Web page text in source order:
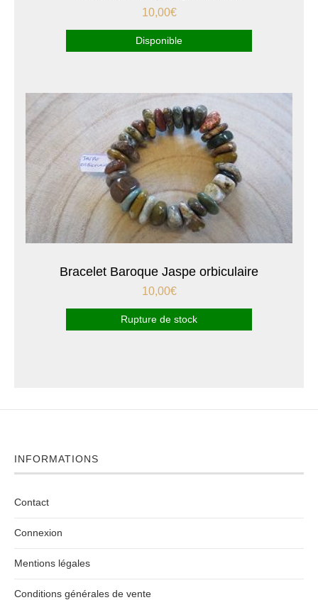
10,00€
Disponible
Bracelet Baroque Jaspe orbiculaire
10,00€
Rupture de stock
INFORMATIONS
Contact
Connexion
Mentions légales
Conditions générales de vente